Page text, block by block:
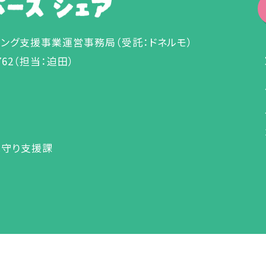
グ支援事業運営事務局 （受託：ドネルモ）
担当：迫田）
り支援課